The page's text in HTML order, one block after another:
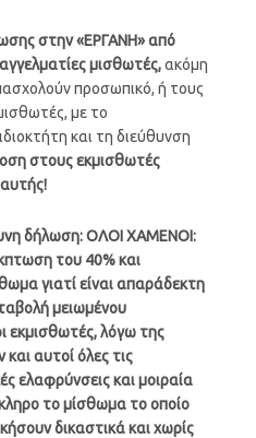
στην «ΕΡΓΑΝΗ» από
μισθωτές,ακόμη
προσωπικό, ή τους
με το
και τη διεύθυνση
στους εκμισθωτές
δήλωση: ΟΛΟΙ ΧΑΜΕΝΟΙ:
του 40% και
γιατί είναι απαράδεκτη
μειωμένου
εκμισθωτές, λόγω της
και αυτοί όλες τις
ελαφρύνσεις και μοιραία
το μίσθωμα το οποίο
δικαστικά και χωρίς